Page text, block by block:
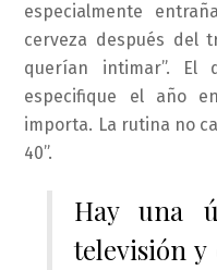
especialmente
cerveza después del
querían intimar”. El
especifique el año
importa. La rutina no
40”.
Hay una
televisión